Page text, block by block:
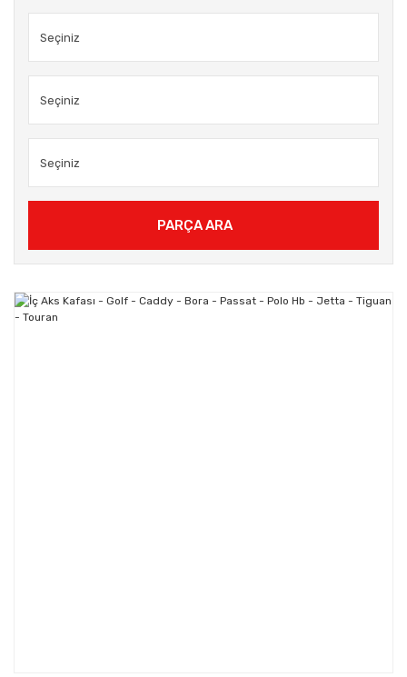
PARÇA ARA